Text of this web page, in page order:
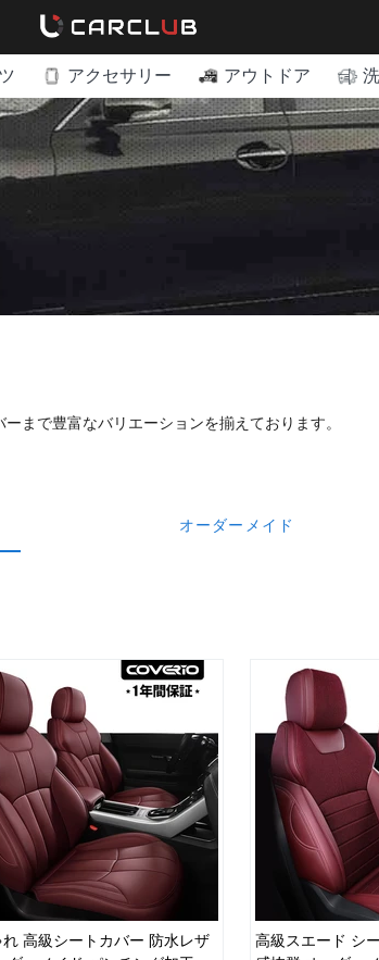
アクセサリー アウトドア
まで豊富なバリエーションを揃えております。
オーダーメイド
れ 高級シートカバー 防水レザ
高級スエード シ